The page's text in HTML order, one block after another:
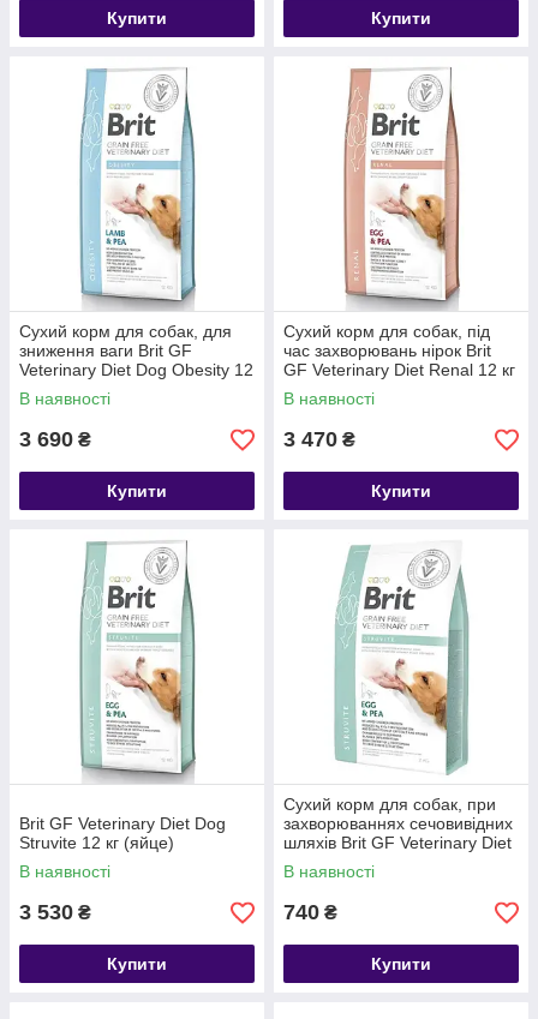
Купити Купити
Сухий корм для собак, для
зниження ваги Brit GF
Veterinary Diet Dog Obesity 12
кг (ягня)
В наявності
3 690 ₴
Купити
Сухий корм для собак, під
час захворювань нірок Brit
GF Veterinary Diet Renal 12 кг
(яйце)
В наявності
3 470 ₴
Купити
Brit GF Veterinary Diet Dog
Struvite 12 кг (яйце)
В наявності
3 530 ₴
Купити
Сухий корм для собак, при
захворюваннях сечовивідних
шляхів Brit GF Veterinary Diet
Dog Struvite 2 кг (яйце)
В наявності
740 ₴
Купити